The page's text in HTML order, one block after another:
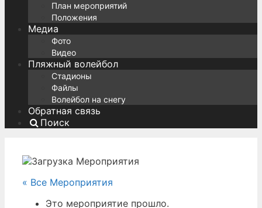
План мероприятий
Положения
Медиа
Фото
Видео
Пляжный волейбол
Стадионы
Файлы
Волейбол на снегу
Обратная связь
Поиск
« Все Мероприятия
Это мероприятие прошло.